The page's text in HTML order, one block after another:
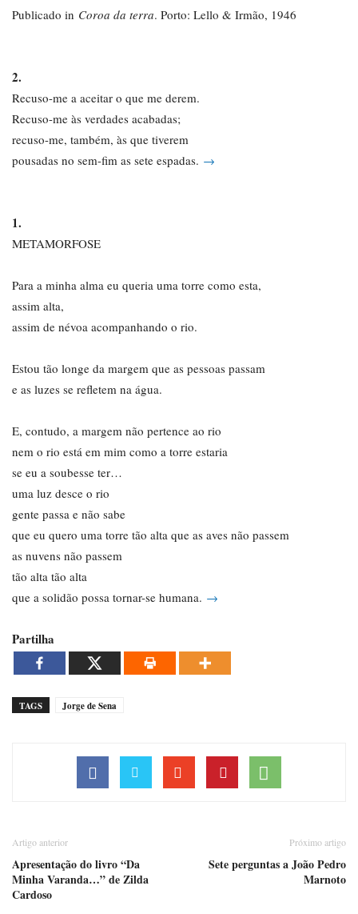
Publicado in Coroa da terra. Porto: Lello & Irmão, 1946
2.
Recuso-me a aceitar o que me derem.
Recuso-me às verdades acabadas;
recuso-me, também, às que tiverem
pousadas no sem-fim as sete espadas. →
1.
METAMORFOSE
Para a minha alma eu queria uma torre como esta,
assim alta,
assim de névoa acompanhando o rio.
Estou tão longe da margem que as pessoas passam
e as luzes se refletem na água.
E, contudo, a margem não pertence ao rio
nem o rio está em mim como a torre estaria
se eu a soubesse ter…
uma luz desce o rio
gente passa e não sabe
que eu quero uma torre tão alta que as aves não passem
as nuvens não passem
tão alta tão alta
que a solidão possa tornar-se humana. →
Partilha
TAGS Jorge de Sena
Artigo anterior
Apresentação do livro “Da
Minha Varanda…” de Zilda
Cardoso
Próximo artigo
Sete perguntas a João Pedro
Marnoto